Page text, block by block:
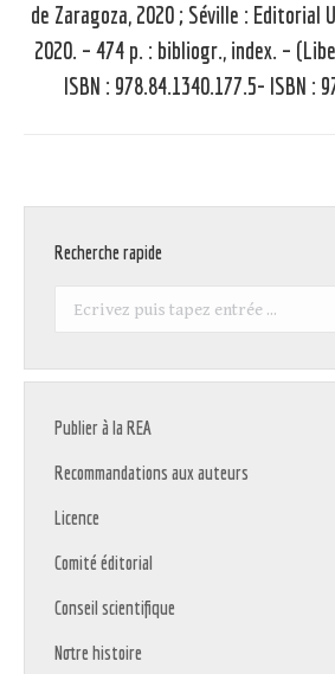
Article
suivant
de Zaragoza, 2020 ; Séville : Editorial
2020. – 474 p. : bibliogr., index. –
ISBN : 978.84.1340.177.5- ISBN :
Recherche rapide
Recherche
Publier à la REA
Recommandations aux auteurs
Licence
Comité éditorial
Conseil scientifique
Notre histoire